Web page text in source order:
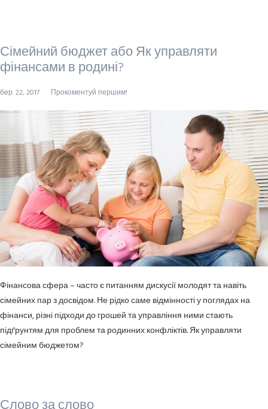
Сімейний бюджет або Як управляти
фінансами в родині?
бер. 22, 2017 Прокоментуй першим!
Фінансова сфера – часто є питанням дискусії молодят та навіть
сімейних пар з досвідом. Не рідко саме відмінності у поглядах на
фінанси, різні підходи до грошей та управління ними стають
підґрунтям для проблем та родинних конфліктів. Як управляти
сімейним бюджетом?